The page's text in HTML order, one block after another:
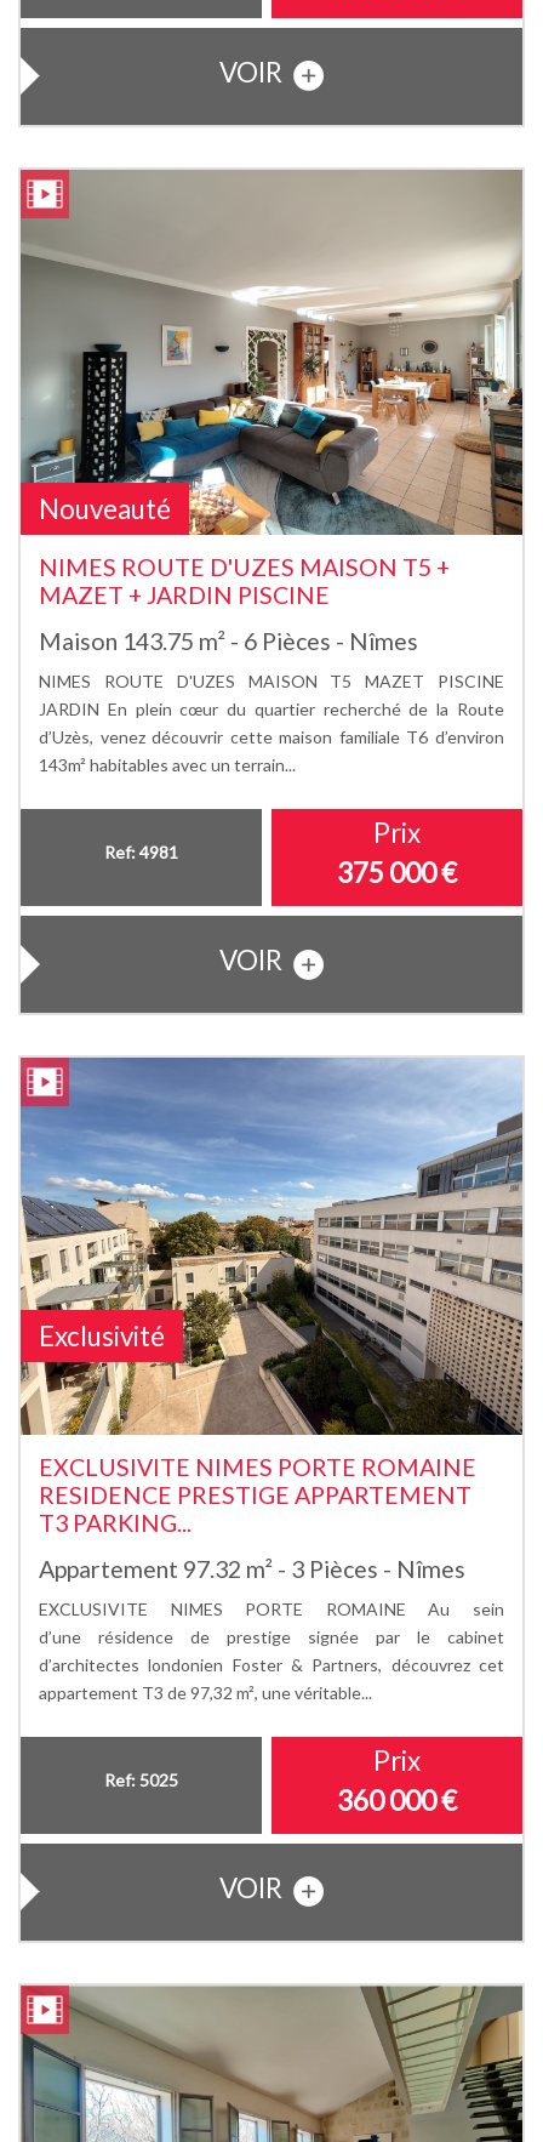
VOIR
Nouveauté
NIMES ROUTE D'UZES MAISON T5 +
MAZET + JARDIN PISCINE
Maison 143.75 m² - 6 Pièces - Nîmes
NIMES ROUTE D'UZES MAISON T5 MAZET PISCINE
JARDIN En plein cœur du quartier recherché de la Route
d’Uzès, venez découvrir cette maison familiale T6 d’environ
143m² habitables avec un terrain...
Ref: 4981
Prix
375 000€
VOIR
Exclusivité
EXCLUSIVITE NIMES PORTE ROMAINE
RESIDENCE PRESTIGE APPARTEMENT
T3 PARKING...
Appartement 97.32 m² - 3 Pièces - Nîmes
EXCLUSIVITE NIMES PORTE ROMAINE Au sein
d’une résidence de prestige signée par le cabinet
d’architectes londonien Foster & Partners, découvrez cet
appartement T3 de 97,32 m², une véritable...
Ref: 5025
Prix
360 000€
VOIR